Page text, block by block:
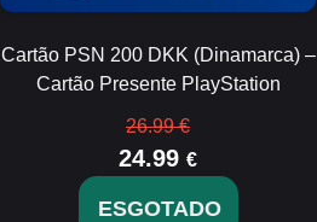
Cartão PSN 200 DKK (Dinamarca) –
Cartão Presente PlayStation
26.99 €
24.99 €
ESGOTADO